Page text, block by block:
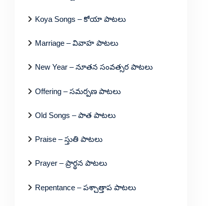
Koya Songs – కోయా పాటలు
Marriage – వివాహ పాటలు
New Year – నూతన సంవత్సర పాటలు
Offering – సమర్పణ పాటలు
Old Songs – పాత పాటలు
Praise – స్తుతి పాటలు
Prayer – ప్రార్థన పాటలు
Repentance – పశ్చాత్తాప పాటలు